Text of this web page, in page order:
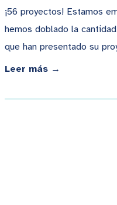
¡56 proyectos! Estamos
hemos doblado la
que han presentado su
Leer más →